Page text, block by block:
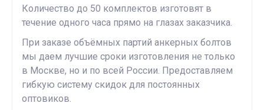
Количество до 50 комплектов изготовят в
течение одного часа прямо на глазах заказчика.
При заказе объёмных партий анкерных болтов
мы даем лучшие сроки изготовления не только
в Москве, но и по всей России. Предоставляем
гибкую систему скидок для постоянных
оптовиков.